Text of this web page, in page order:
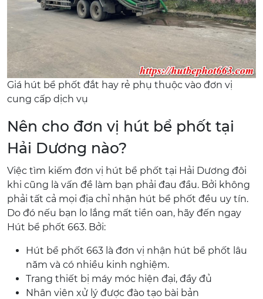
Giá hút bể phốt đắt hay rẻ phụ thuộc vào đơn vị
cung cấp dịch vụ
Nên cho đơn vị hút bể phốt tại
Hải Dương nào?
Việc tìm kiếm đơn vị hút bể phốt tại Hải Dương đôi
khi cũng là vấn đề làm bạn phải đau đầu. Bởi không
phải tất cả mọi địa chỉ nhận hút bể phốt đều uy tín.
Do đó nếu bạn lo lắng mất tiền oan, hãy đến ngay
Hút bể phốt 663. Bởi:
Hút bể phốt 663 là đơn vị nhận hút bể phốt lâu
năm và có nhiều kinh nghiệm.
Trang thiết bị máy móc hiện đại, đầy đủ
Nhân viên xử lý được đào tạo bài bản